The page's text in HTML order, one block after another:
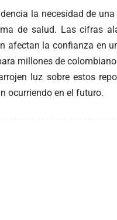
la necesidad de
de salud. Las cifras
afectan la confianza en
millones de
luz sobre estos
ocurriendo en el futuro.